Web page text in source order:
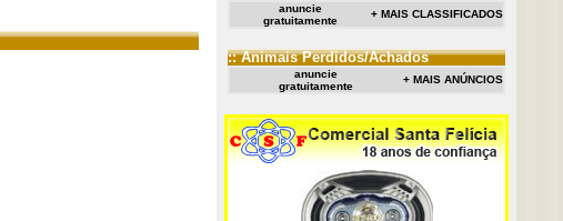
anuncie
gratuitamente
+ MAIS CLASSIFICADOS
:: Animais Perdidos/Achados
anuncie
gratuitamente
+ MAIS ANÚNCIOS